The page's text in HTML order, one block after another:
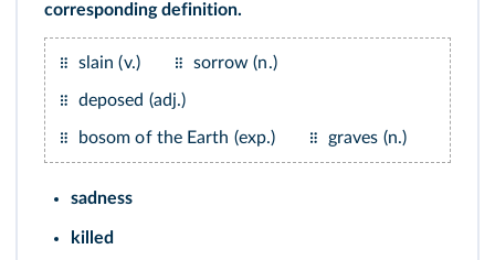
corresponding definition.
slain (v.) sorrow (n.)
deposed (adj.)
bosom of the Earth (exp.) graves (n.)
sadness
killed